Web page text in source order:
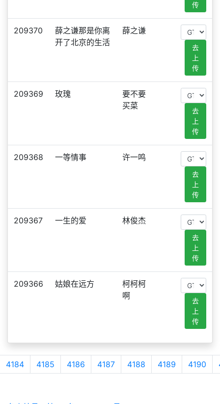
传
209370
薛之谦那是你离
开了北京的生活
薛之谦
去
上
传
209369 玫瑰
要不要
买菜
去
上
传
209368 一等情事 许一鸣
去
上
传
209367 一生的爱 林俊杰
去
上
传
209366 姑娘在远方
柯柯柯
啊
去
上
传
4184 4185 4186 4187 4188 4189 4190